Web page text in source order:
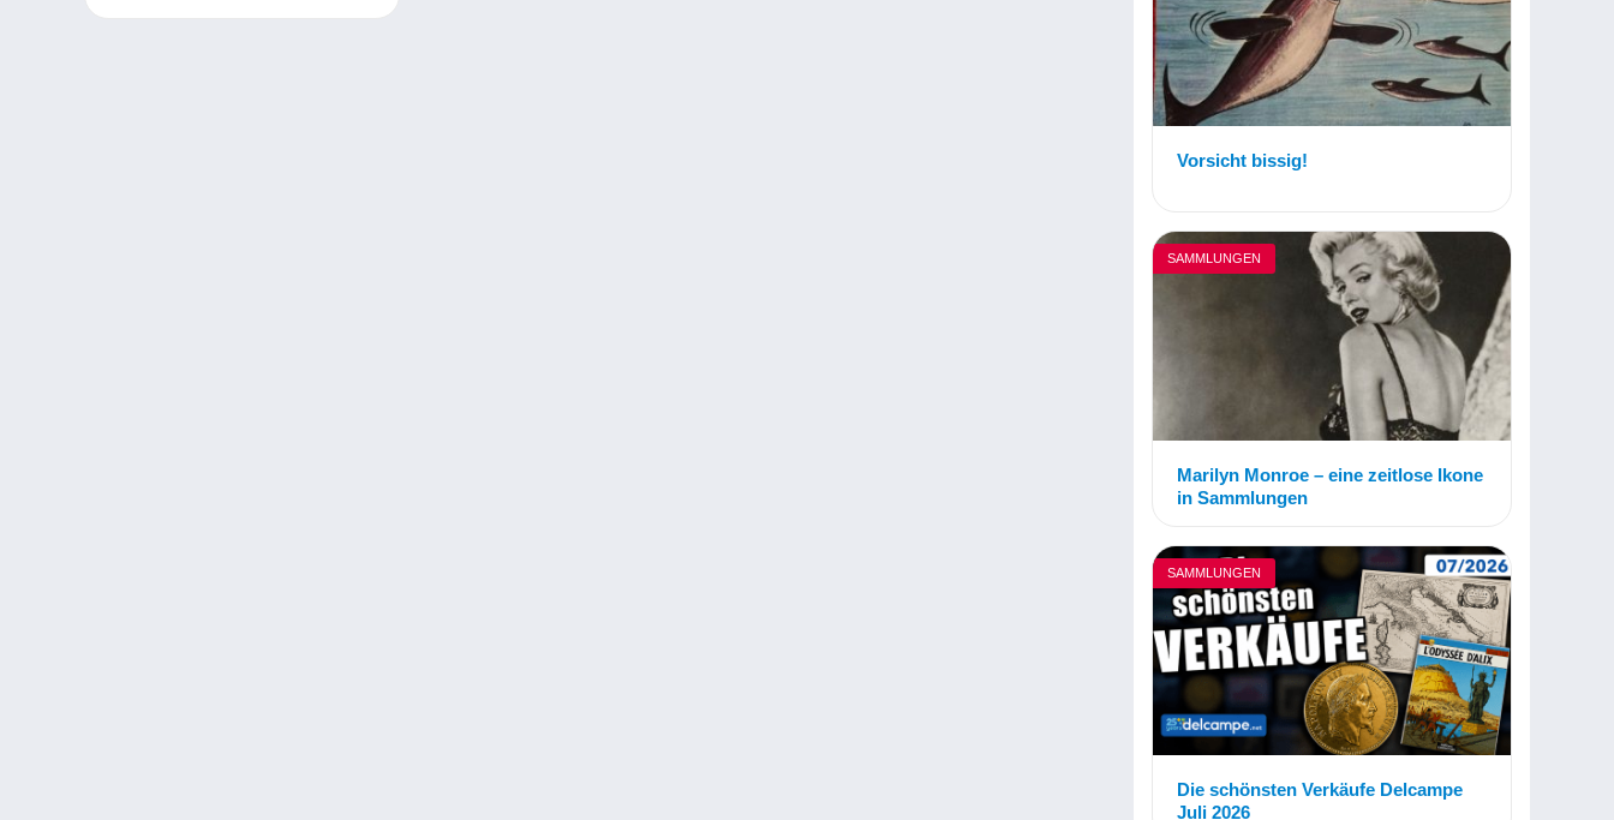
Vorsicht bissig!
SAMMLUNGEN
Marilyn Monroe – eine zeitlose Ikone
in Sammlungen
SAMMLUNGEN
Die schönsten Verkäufe Delcampe
Juli 2026